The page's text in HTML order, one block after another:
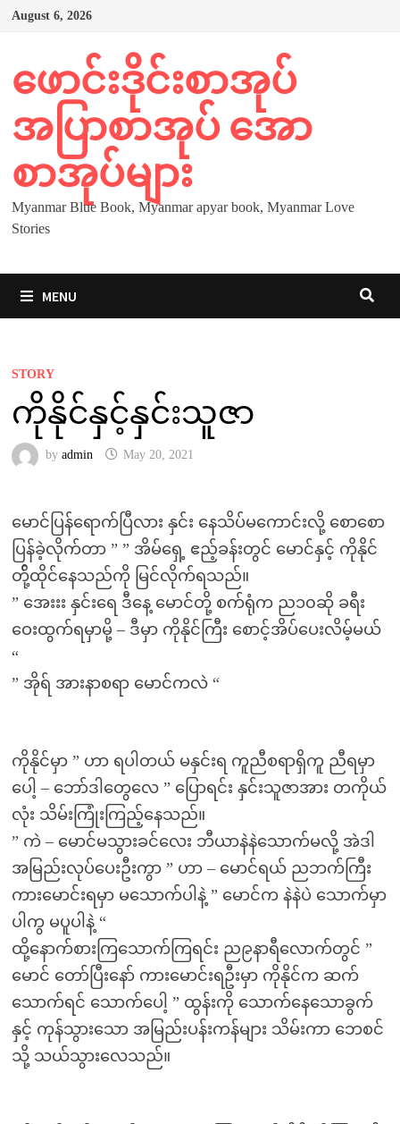
Skip
August 6, 2026
ဖောင်းဒိုင်းစာအုပ်
အပြာစာအုပ် အော
စာအုပ်များ
Myanmar Blue Book, Myanmar apyar book, Myanmar Love
Stories
MENU
STORY
ကိုနိုင်နှင့်နှင်းသူဇာ
by admin May 20, 2021
မောင်ပြန်ရောက်ပြီလား နှင်း နေသိပ်မကောင်းလို့ စောစော
ပြန်ခဲ့လိုက်တာ ” ” အိမ်ရှေ့ ဧည့်ခန်းတွင် မောင်နှင့် ကိုနိုင်
တို့်ထိုင်နေသည်ကို မြင်လိုက်ရသည်။
” အေးးး နှင်းရေ ဒီနေ့ မောင်တို့ စက်ရုံက ည၁၀ဆို ခရီး
ဝေးထွက်ရမှာမို့ – ဒီမှာ ကိုနိုင်ကြီး စောင့်အိပ်ပေးလိမ့်မယ်
“
” အိုရ် အားနာစရာ မောင်ကလဲ “
ကိုနိုင်မှာ ” ဟာ ရပါတယ် မနှင်းရ ကူညီစရာရှိကူ ညီရမှာ
ပေါ့ – ဘော်ဒါတွေလေ ” ပြောရင်း နှင်းသူဇာအား တကိုယ်
လုံး သိမ်းကြုံးကြည့်နေသည်။
” ကဲ – မောင်မသွားခင်လေး ဘီယာနဲနဲသောက်မလို့ အဲဒါ
အမြည်းလုပ်ပေးဦးကွာ ” ဟာ – မောင်ရယ် ညဘက်ကြီး
ကားမောင်းရမှာ မသောက်ပါနဲ့ ” မောင်က နဲနဲပဲ သောက်မှာ
ပါကွ မပူပါနဲ့ “
ထို့နောက်စားကြသောက်ကြရင်း ည၉နာရီလောက်တွင် ”
မောင် တော်ပြီးနော် ကားမောင်းရဦးမှာ ကိုနိုင်က ဆက်
သောက်ရင် သောက်ပေါ့ ” ထွန်းကို သောက်နေသောခွက်
နှင့် ကုန်သွားသော အမြည်းပန်းကန်များ သိမ်းကာ ဘေစင်
သို့ သယ်သွားလေသည်။